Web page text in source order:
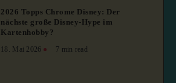
2026 Topps Chrome Disney: Der
nächste große Disney-Hype im
Kartenhobby?
18. Mai 2026 7 min read